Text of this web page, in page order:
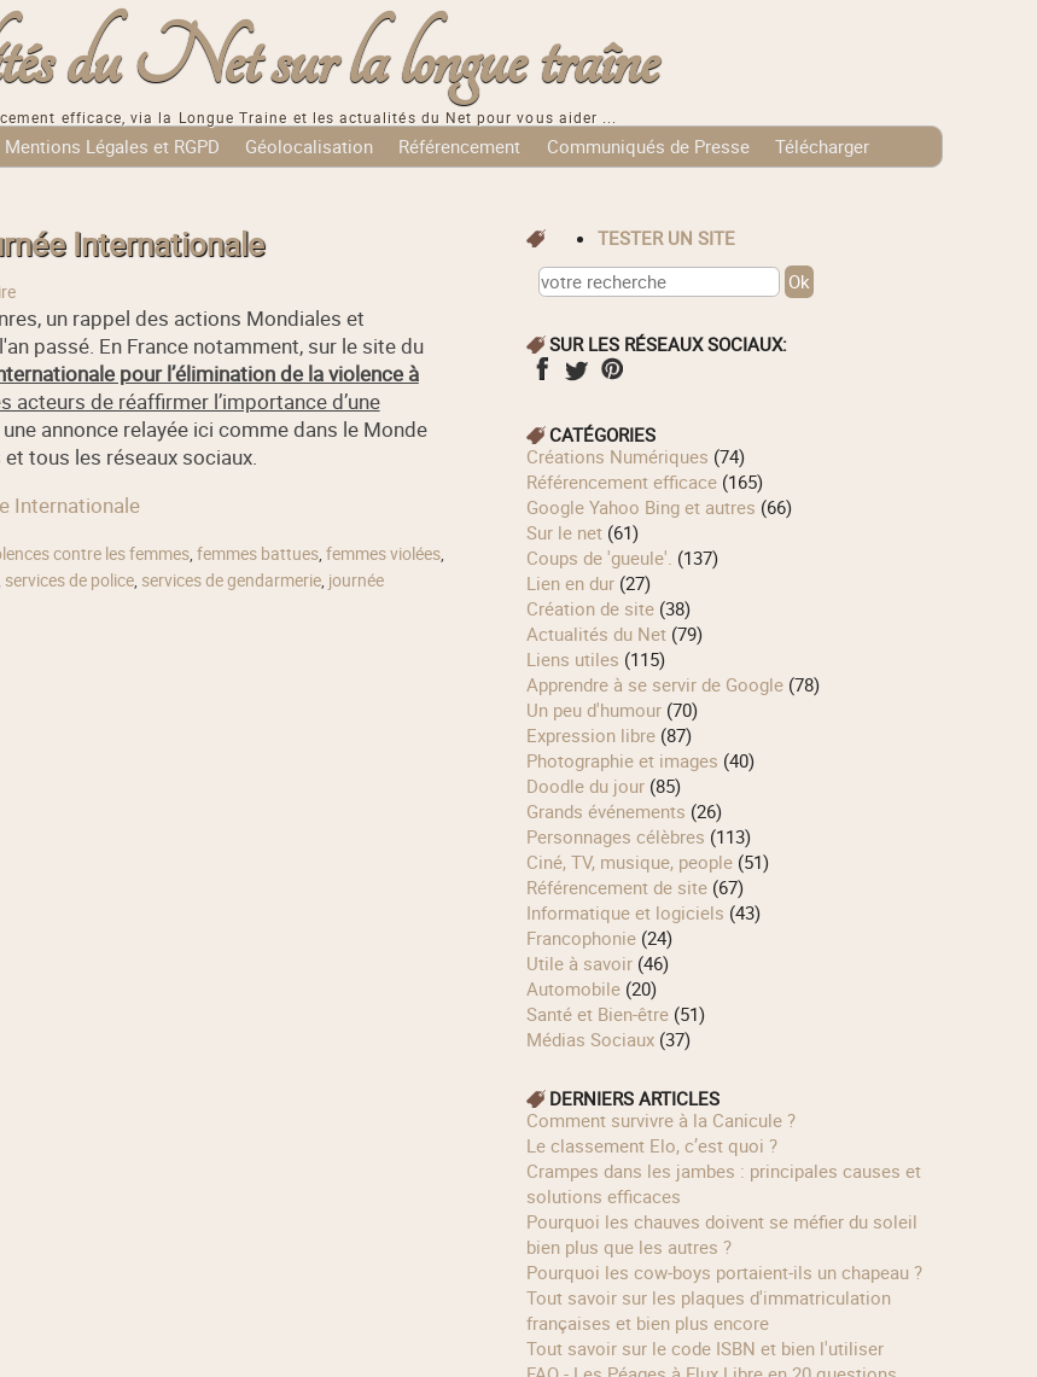
du Net sur la longue traîne
efficace, via la Longue Traine et les actualités du Net pour vous aider ...
Mentions Légales et RGPD Géolocalisation Référencement Communiqués de Presse
Télécharger
Internationale
un rappel des actions Mondiales et
passé. En France notamment, sur le site du
pour l’élimination de la violence à
acteurs de réaffirmer l’importance d’une
une annonce relayée ici comme dans le Monde
tous les réseaux sociaux.
Internationale
contre les femmes, femmes battues, femmes violées,
services de police, services de gendarmerie, journée
TESTER UN SITE
SUR LES RÉSEAUX SOCIAUX:
CATÉGORIES
Créations Numériques (74)
Référencement efficace(165)
Google Yahoo Bing et autres (66)
Sur le net(61)
Coups de 'gueule'. (137)
Lien en dur(27)
Création de site(38)
Actualités du Net(79)
Liens utiles (115)
Apprendre à se servir de Google(78)
Un peu d'humour(70)
Expression libre(87)
Photographie et images (40)
Doodle du jour(85)
Grands événements (26)
Personnages célèbres (113)
Ciné, TV, musique, people(51)
Référencement de site(67)
Informatique et logiciels (43)
Francophonie(24)
Utile à savoir(46)
Automobile(20)
Santé et Bien-être(51)
Médias Sociaux(37)
DERNIERS ARTICLES
Comment survivre à la Canicule ?
Le classement Elo, c’est quoi ?
Crampes dans les jambes : principales causes et
solutions efficaces
Pourquoi les chauves doivent se méfier du soleil
bien plus que les autres ?
Pourquoi les cow‑boys portaient‑ils un chapeau ?
Tout savoir sur les plaques d'immatriculation
françaises et bien plus encore
Tout savoir sur le code ISBN et bien l'utiliser